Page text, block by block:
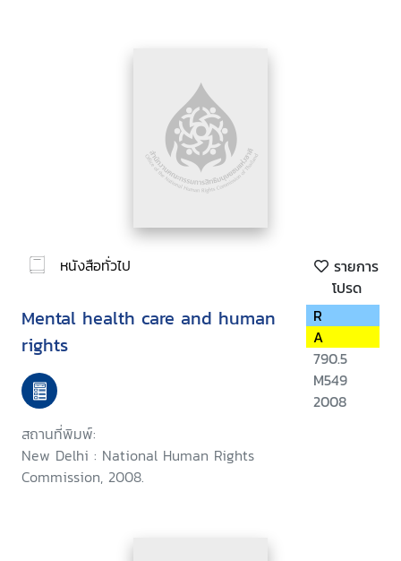
หนังสือทั่วไป
รายการ
โปรด
Mental health care and human
rights
สถานที่พิมพ์:
New Delhi : National Human Rights
Commission, 2008.
R
A
790.5
M549
2008